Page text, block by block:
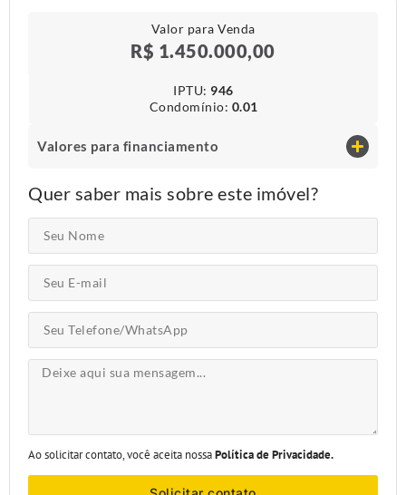
Valor para Venda
R$ 1.450.000,00
IPTU​: 946
Condomínio​: 0.01
Valores para financiamento
Quer saber mais sobre este imóvel?
Ao solicitar contato, você aceita nossaPolítica de Privacidade.